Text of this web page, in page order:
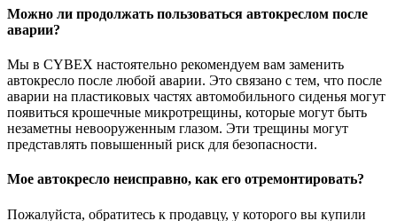
Можно ли продолжать пользоваться автокреслом после
аварии?
Мы в CYBEX настоятельно рекомендуем вам заменить
автокресло после любой аварии. Это связано с тем, что после
аварии на пластиковых частях автомобильного сиденья могут
появиться крошечные микротрещины, которые могут быть
незаметны невооруженным глазом. Эти трещины могут
представлять повышенный риск для безопасности.
Мое автокресло неисправно, как его отремонтировать?
Пожалуйста, обратитесь к продавцу, у которого вы купили